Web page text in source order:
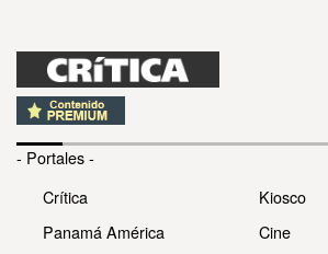
- Portales -
Crítica
Panamá América
Kiosco
Cine